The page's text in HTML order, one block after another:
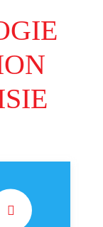
Le client
publie un
sur la